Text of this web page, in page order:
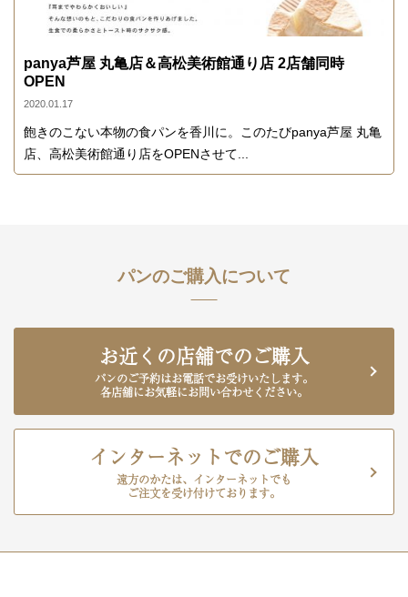
panya芦屋 丸亀店＆高松美術館通り店 2店舗同時
OPEN
2020.01.17
飽きのこない本物の食パンを香川に。このたびpanya芦屋 丸亀
店、高松美術館通り店をOPENさせて...
パンのご購入について
お近くの店舗でのご購入
パンのご予約はお電話でお受けいたします。
各店舗にお気軽にお問い合わせください。
インターネットでのご購入
遠方のかたは、インターネットでも
ご注文を受け付けております。